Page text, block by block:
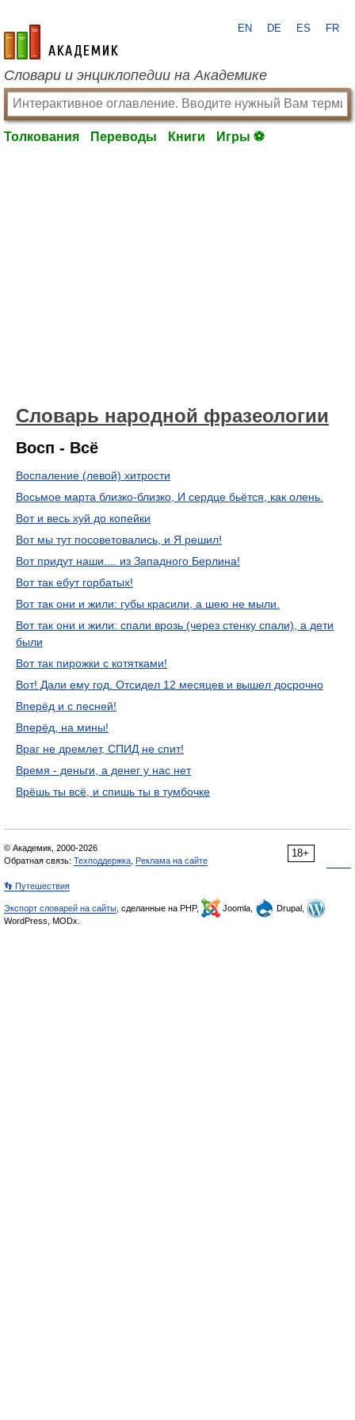
academic.ru
EN DE ES FR
Словари и энциклопедии на Академике
Толкования Переводы Книги Игры ⚽
Словарь народной фразеологии
Восп - Всё
Воспаление (левой) хитрости
Восьмое марта близко-близко, И сердце бьётся, как олень.
Вот и весь хуй до копейки
Вот мы тут посоветовались, и Я решил!
Вот придут наши.... из Западного Берлина!
Вот так ебут горбатых!
Вот так они и жили: губы красили, а шею не мыли.
Вот так они и жили: спали врозь (через стенку спали), а дети
были
Вот так пирожки с котятками!
Вот! Дали ему год. Отсидел 12 месяцев и вышел досрочно
Вперёд и с песней!
Вперёд, на мины!
Враг не дремлет, СПИД не спит!
Время - деньги, а денег у нас нет
Врёшь ты всё, и спишь ты в тумбочке
18+
© Академик, 2000-2026
Обратная связь: Техподдержка Реклама на сайте
👣 Путешествия
Экспорт словарей на сайты , сделанные на PHP, Joomla,
Drupal,
WordPress, MODx.